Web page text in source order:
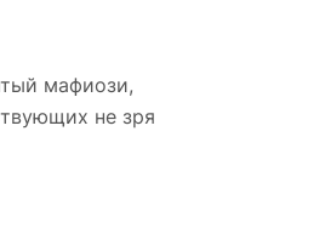
мафиози,
не зря